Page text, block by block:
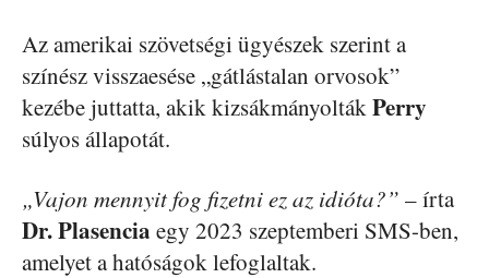
Az amerikai szövetségi ügyészek szerint a
színész visszaesése „gátlástalan orvosok”
kezébe juttatta, akik kizsákmányoltákPerry
súlyos állapotát.
„Vajon mennyit fog fizetni ez az idióta?” – írta
Dr. Plasencia egy 2023 szeptemberi SMS-ben,
amelyet a hatóságok lefoglaltak.